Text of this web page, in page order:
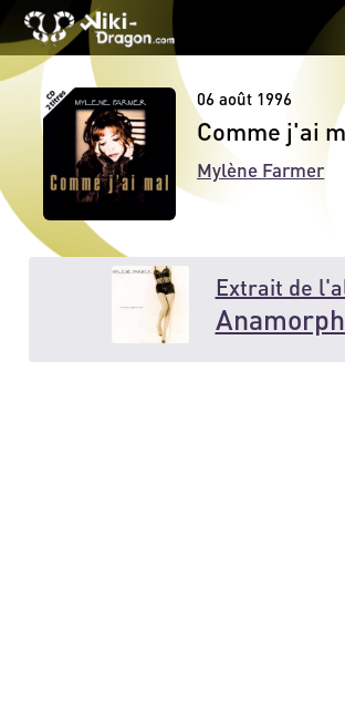
06 août 1996
Comme j'ai
Mylène Farmer
Extrait de